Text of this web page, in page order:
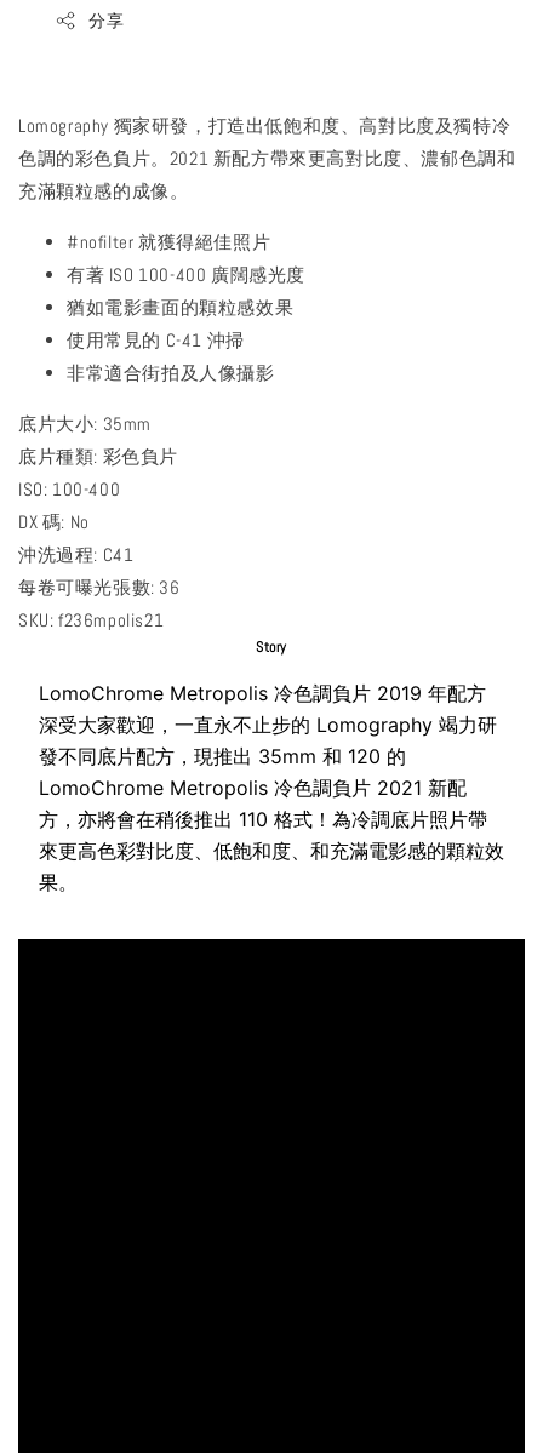
分享
Lomography 獨家研發，打造出低飽和度、高對比度及獨特冷
色調的彩色負片。2021 新配方帶來更高對比度、濃郁色調和
充滿顆粒感的成像。
#nofilter 就獲得絕佳照片
有著 ISO 100-400 廣闊感光度
猶如電影畫面的顆粒感效果
使用常見的 C-41 沖掃
非常適合街拍及人像攝影
底片大小: 35mm
底片種類: 彩色負片
ISO: 100-400
DX 碼: No
沖洗過程: C41
每卷可曝光張數: 36
SKU: f236mpolis21
Story
LomoChrome Metropolis 冷色調負片 2019 年配方
深受大家歡迎，一直永不止步的 Lomography 竭力研
發不同底片配方，現推出 35mm 和 120 的
LomoChrome Metropolis 冷色調負片 2021 新配
方，亦將會在稍後推出 110 格式！為冷調底片照片帶
來更高色彩對比度、低飽和度、和充滿電影感的顆粒效
果。